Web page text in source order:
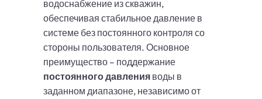
водоснабжение из скважин,
обеспечивая стабильное давление в
системе без постоянного контроля со
стороны пользователя. Основное
преимущество – поддержание
постоянного давления воды в
заданном диапазоне, независимо от